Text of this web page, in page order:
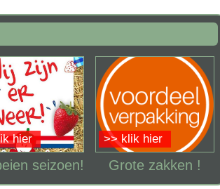
seizoen!
hier
Grote zakken !
>> klik hier